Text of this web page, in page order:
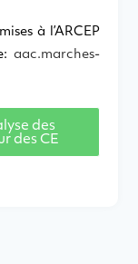
à l’ARCEP
aac.marches-
des
des CE